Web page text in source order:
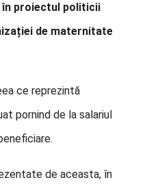
în proiectul politicii
de maternitate
ce reprezintă
pornind de la salariul
de aceasta, în